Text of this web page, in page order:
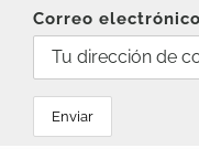
Correo